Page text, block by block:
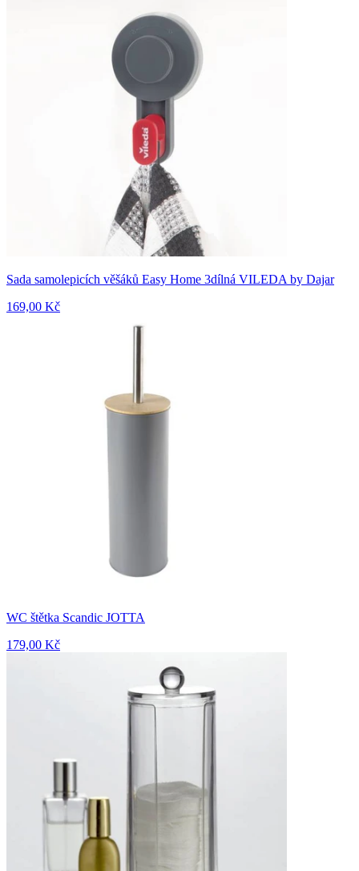
Sada samolepicích věšáků Easy Home 3dílná VILEDA by Dajar
169,00 Kč
WC štětka Scandic JOTTA
179,00 Kč